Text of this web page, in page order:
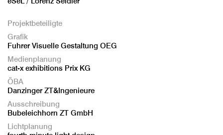
Projektbeteiligte
Grafik
Fuhrer Visuelle Gestaltung OEG
Medienplanung
cat-x exhibitions Prix KG
ÖBA
Danzinger ZT&Ingenieure
Ausschreibung
Bubeleichhorn ZT GmbH
Lichtplanung